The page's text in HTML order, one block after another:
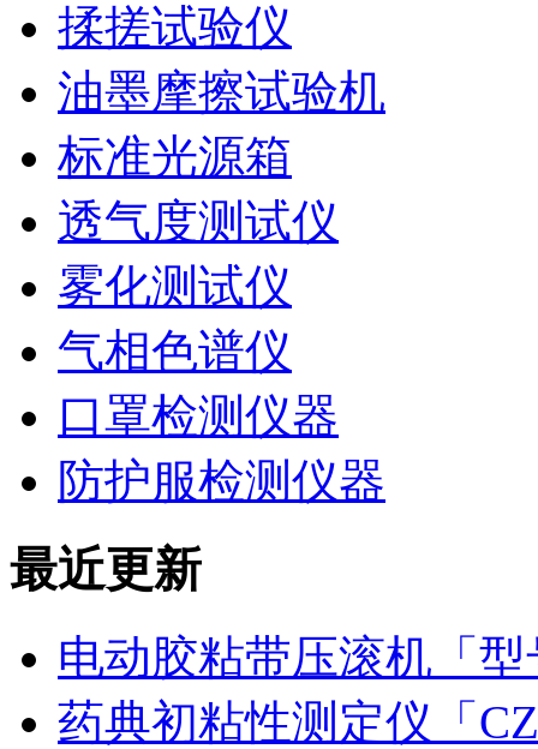
揉搓试验仪
油墨摩擦试验机
标准光源箱
透气度测试仪
雾化测试仪
气相色谱仪
口罩检测仪器
防护服检测仪器
最近更新
电动胶粘带压滚机「
药典初粘性测定仪「